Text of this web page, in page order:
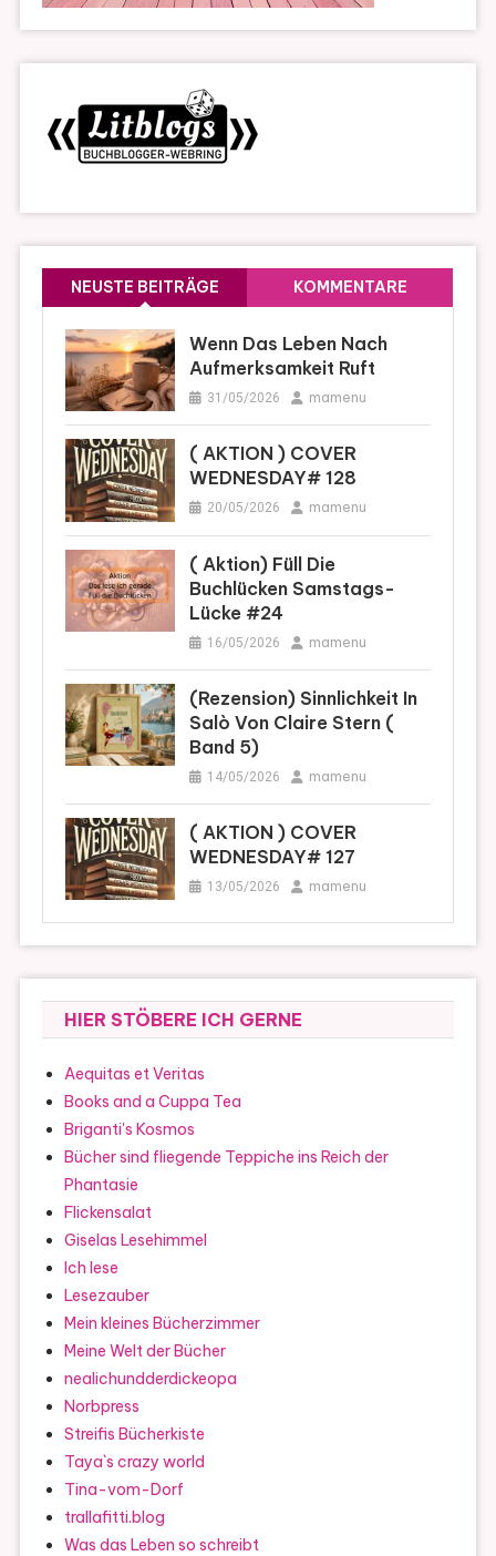
NEUSTE BEITRÄGE KOMMENTARE
Wenn Das Leben Nach
Aufmerksamkeit Ruft
31/05/2026 mamenu
( AKTION ) COVER
WEDNESDAY# 128
20/05/2026 mamenu
( Aktion) Füll Die
Buchlücken Samstags-
Lücke #24
16/05/2026 mamenu
(Rezension) Sinnlichkeit In
Salò Von Claire Stern (
Band 5)
14/05/2026 mamenu
( AKTION ) COVER
WEDNESDAY# 127
13/05/2026 mamenu
HIER STÖBERE ICH GERNE
Aequitas et Veritas
Books and a Cuppa Tea
Briganti's Kosmos
Bücher sind fliegende Teppiche ins Reich der
Phantasie
Flickensalat
Giselas Lesehimmel
Ich lese
Lesezauber
Mein kleines Bücherzimmer
Meine Welt der Bücher
nealichundderdickeopa
Norbpress
Streifis Bücherkiste
Taya`s crazy world
Tina-vom-Dorf
trallafitti.blog
Was das Leben so schreibt